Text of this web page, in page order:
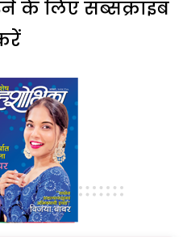
के लिए सब्सक्राइब